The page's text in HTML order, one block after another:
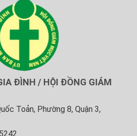
ĐÌNH / HỘI ĐỒNG GIÁM
Toản, Phường 8, Quận 3,